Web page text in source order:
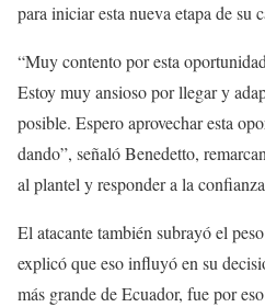
para iniciar esta nueva etapa de su
“Muy contento por esta
Estoy muy ansioso por llegar y
posible. Espero aprovechar esta
dando”, señaló Benedetto,
al plantel y responder a la
El atacante también subrayó el
explicó que eso influyó en su
más grande de Ecuador, fue por